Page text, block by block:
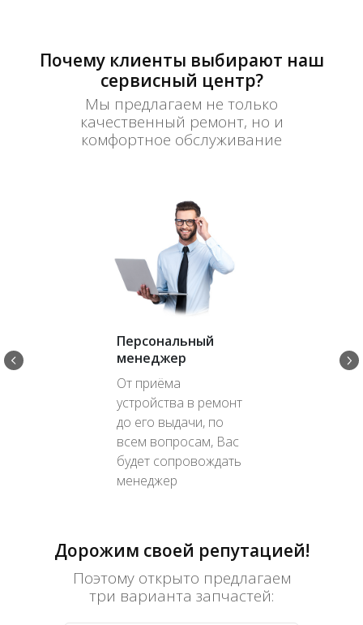
Почему клиенты выбирают наш
сервисный центр?
Мы предлагаем не только
качественный ремонт, но и
комфортное обслуживание
Персональный
менеджер
От приёма
устройства в ремонт
до его выдачи, по
всем вопросам, Вас
будет сопровождать
менеджер
Дорожим своей репутацией!
Поэтому открыто предлагаем
три варианта запчастей: